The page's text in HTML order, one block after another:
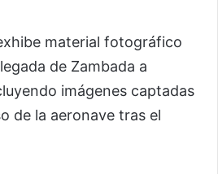
material fotográfico
de Zambada a
imágenes captadas
de la aeronave tras el